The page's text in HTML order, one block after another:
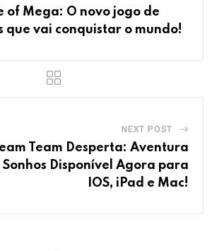
of Mega: O novo jogo de
que vai conquistar o mundo!
NEXT POST
Team Desperta: Aventura
Sonhos Disponível Agora para
IOS, iPad e Mac!